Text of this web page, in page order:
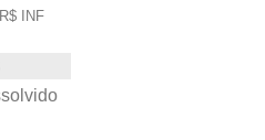
INF